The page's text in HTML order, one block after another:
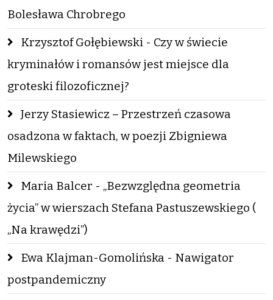
Bolesława Chrobrego
Krzysztof Gołębiewski - Czy w świecie
kryminałów i romansów jest miejsce dla
groteski filozoficznej?
Jerzy Stasiewicz – Przestrzeń czasowa
osadzona w faktach, w poezji Zbigniewa
Milewskiego
Maria Balcer - „Bezwzględna geometria
życia” w wierszach Stefana Pastuszewskiego (
„Na krawędzi”)
Ewa Klajman-Gomolińska - Nawigator
postpandemiczny